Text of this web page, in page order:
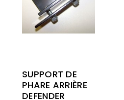
SUPPORT DE
PHARE ARRIÈRE
DEFENDER